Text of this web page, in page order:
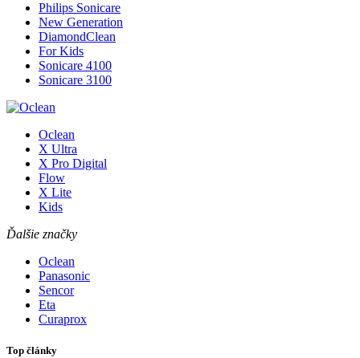
Philips Sonicare
New Generation
DiamondClean
For Kids
Sonicare 4100
Sonicare 3100
Oclean
X Ultra
X Pro Digital
Flow
X Lite
Kids
Ďalšie značky
Oclean
Panasonic
Sencor
Eta
Curaprox
Top články